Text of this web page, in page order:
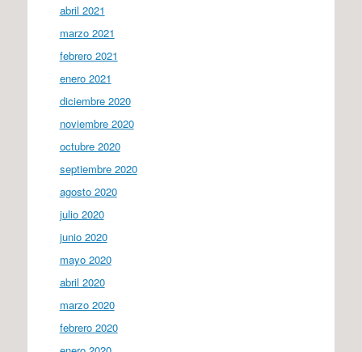
abril 2021
marzo 2021
febrero 2021
enero 2021
diciembre 2020
noviembre 2020
octubre 2020
septiembre 2020
agosto 2020
julio 2020
junio 2020
mayo 2020
abril 2020
marzo 2020
febrero 2020